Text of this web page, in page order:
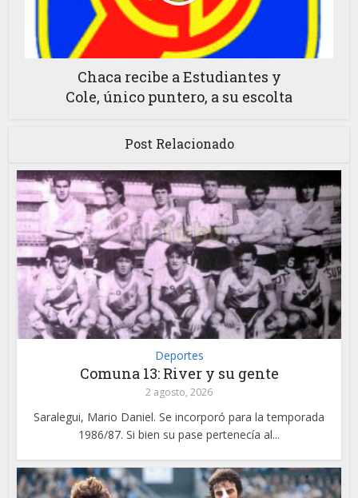
Chaca recibe a Estudiantes y
Cole, único puntero, a su escolta
Post Relacionado
Deportes
Comuna 13: River y su gente
2 agosto, 2026
Saralegui, Mario Daniel. Se incorporó para la temporada
1986/87. Si bien su pase pertenecía al...